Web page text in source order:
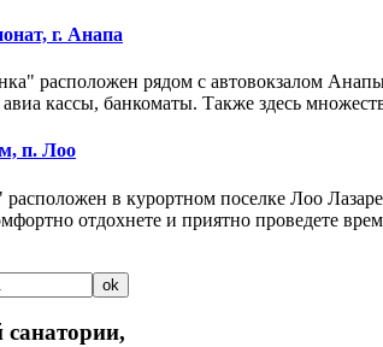
г. Анапа
расположен рядом с автовокзалом
кассы, банкоматы. Также здесь
п. Лоо
в курортном поселке Лоо
отдохнете и приятно проведете
санатории,